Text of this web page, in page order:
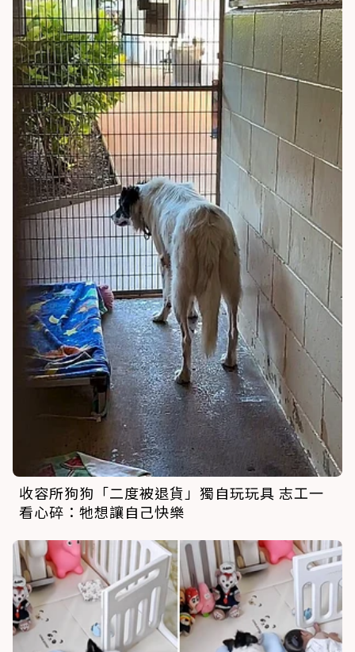
收容所狗狗「二度被退貨」獨自玩玩具 志工一
看心碎：牠想讓自己快樂